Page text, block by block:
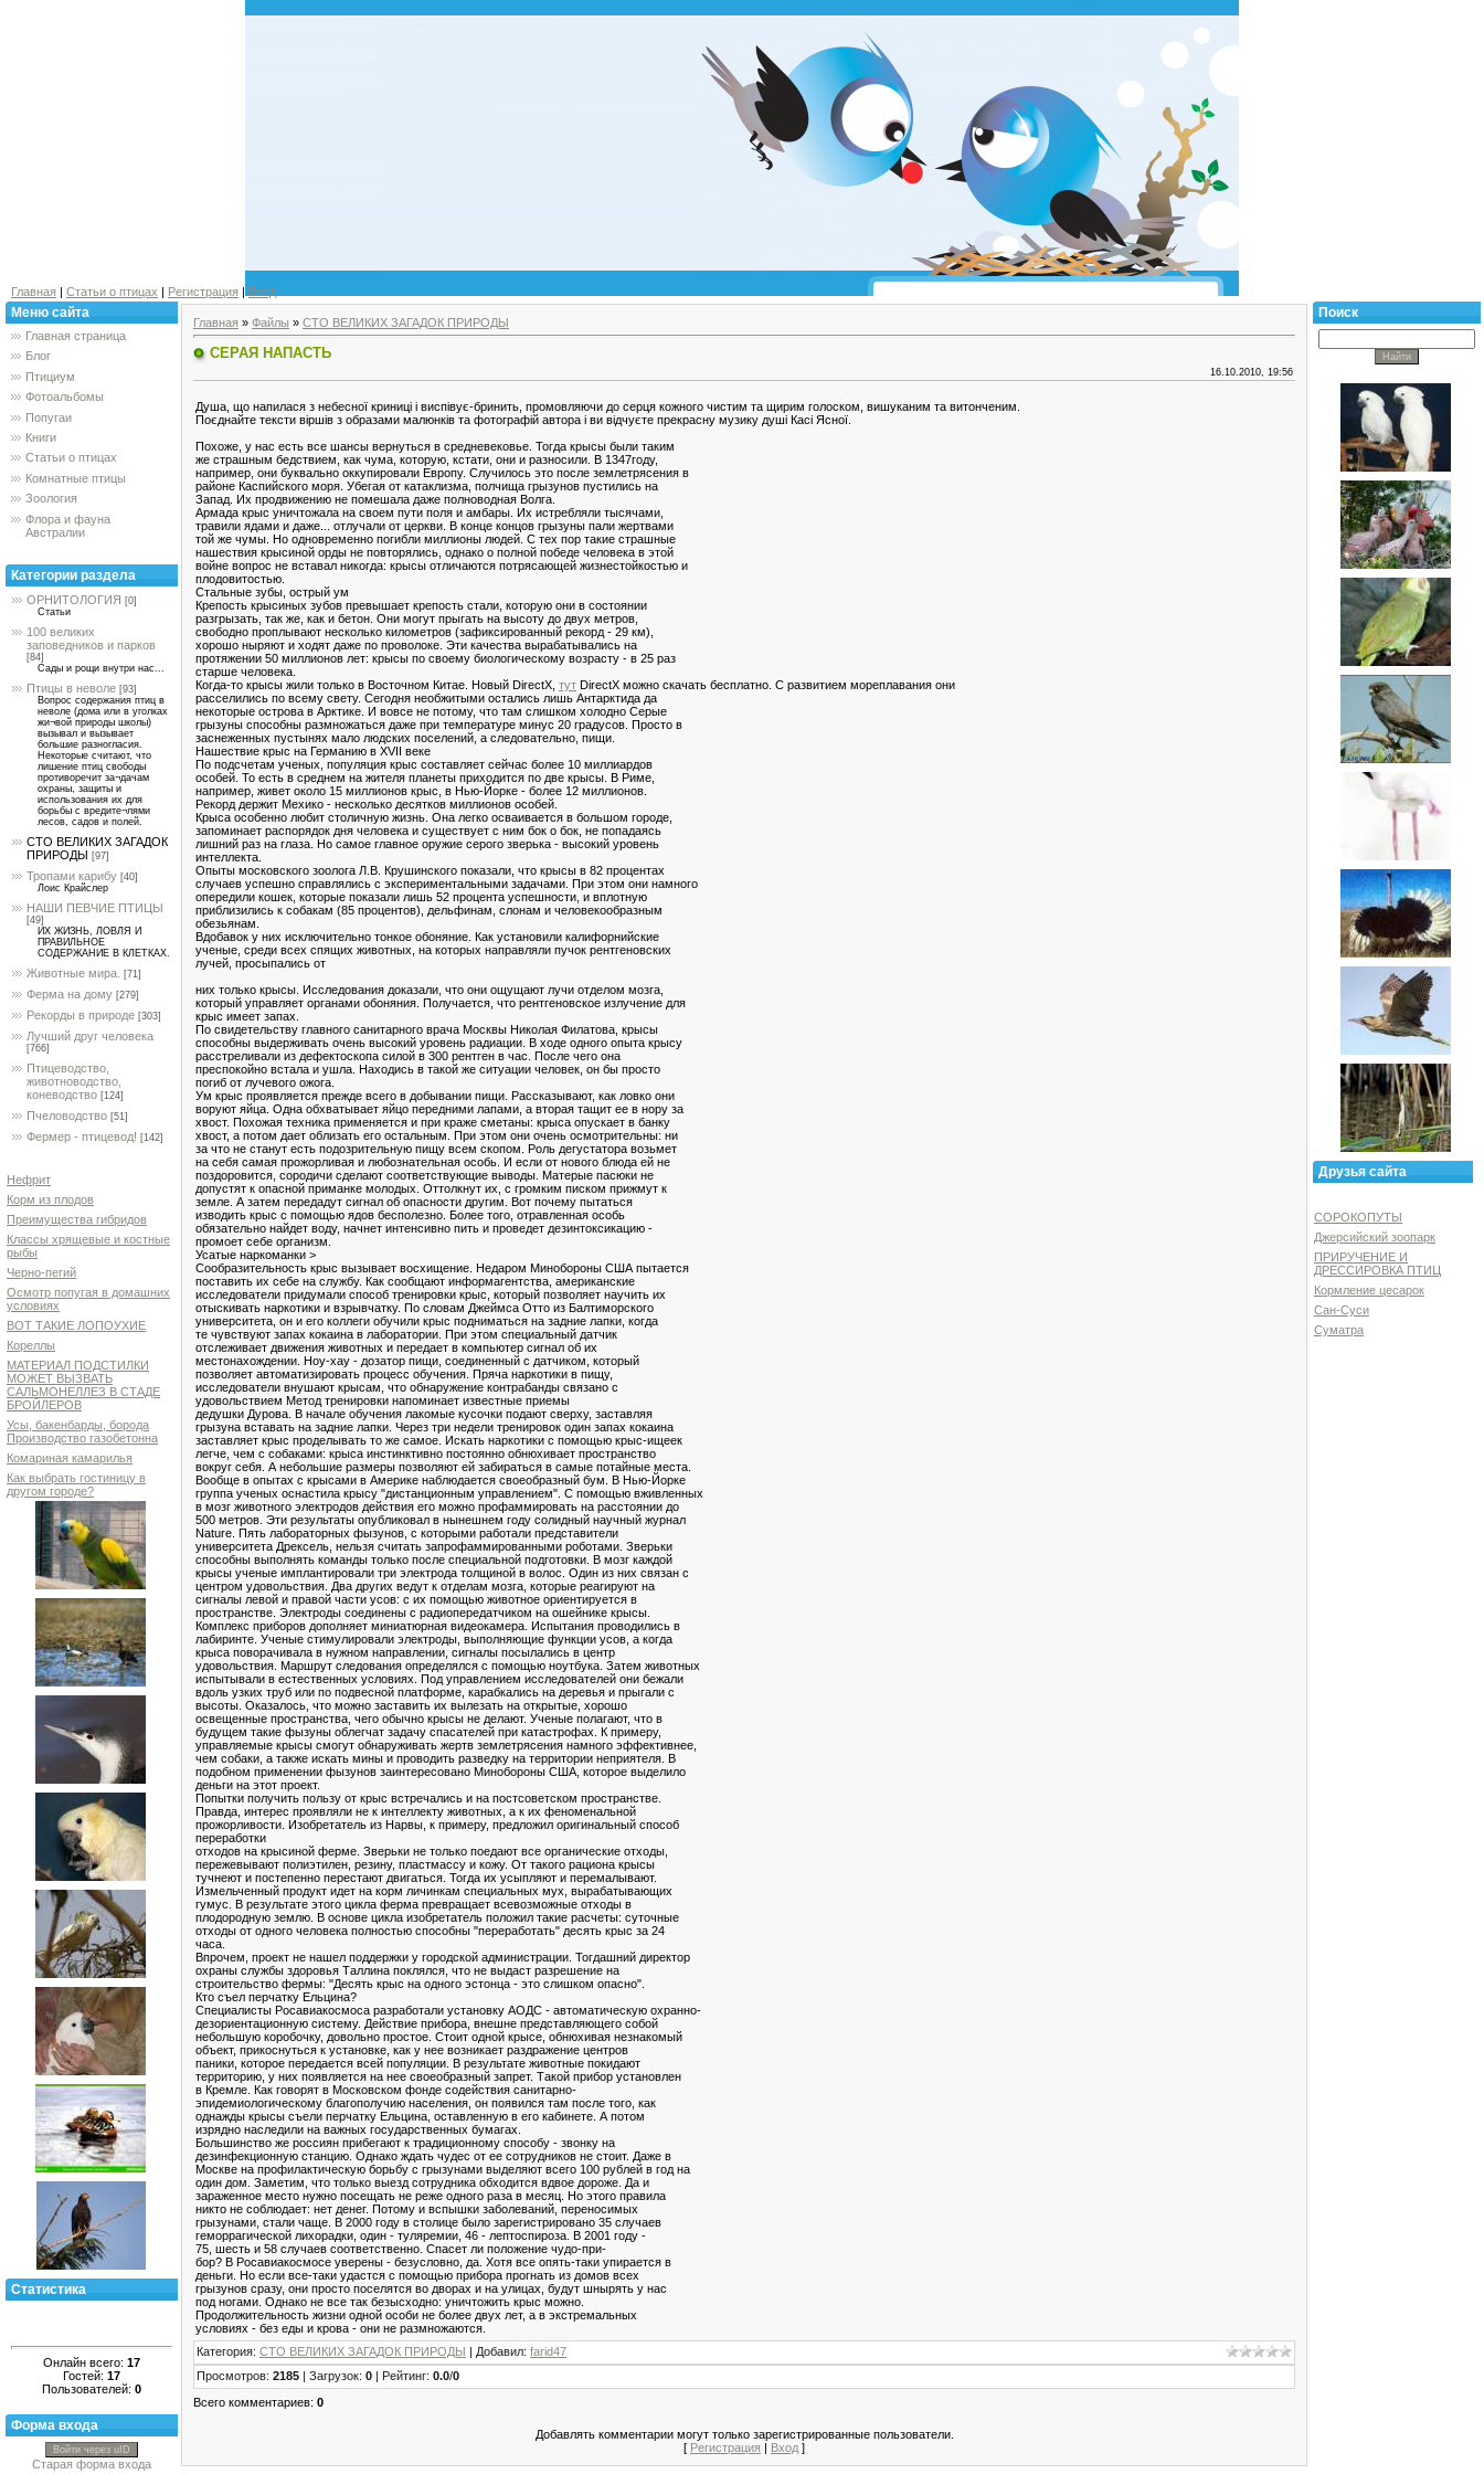
Главная | Статьи о птицах | Регистрация | Вход
Меню сайта
Главная страница
Блог
Птициум
Фотоальбомы
Попугаи
Книги
Статьи о птицах
Комнатные птицы
Зоология
Флора и фауна
Австралии
Категории раздела
ОРНИТОЛОГИЯ [0]
Статьи
100 великих
заповедников и парков
[84]
Сады и рощи внутри нас...
Птицы в неволе [93]
Вопрос содержания птиц в
неволе (дома или в уголках
жи¬вой природы школы)
вызывал и вызывает
большие разногласия.
Некоторые считают, что
лишение птиц свободы
противоречит за¬дачам
охраны, защиты и
использования их для
борьбы с вредите¬лями
лесов, садов и полей.
СТО ВЕЛИКИХ ЗАГАДОК
ПРИРОДЫ [97]
Тропами карибу [40]
Лоис Крайслер
НАШИ ПЕВЧИЕ ПТИЦЫ
[49]
ИХ ЖИЗНЬ, ЛОВЛЯ И
ПРАВИЛЬНОЕ
СОДЕРЖАНИЕ В КЛЕТКАХ.
Животные мира. [71]
Ферма на дому [279]
Рекорды в природе [303]
Лучший друг человека
[766]
Птицеводство,
животноводство,
коневодство [124]
Пчеловодство [51]
Фермер - птицевод! [142]
Нефрит
Корм из плодов
Преимущества гибридов
Классы хрящевые и костные
рыбы
Черно-пегий
Осмотр попугая в домашних
условиях
ВОТ ТАКИЕ ЛОПОУХИЕ
Кореллы
МАТЕРИАЛ ПОДСТИЛКИ
МОЖЕТ ВЫЗВАТЬ
САЛЬМОНЕЛЛЕЗ В СТАДЕ
БРОЙЛЕРОВ
Усы, бакенбарды, борода
Производство газобетонна
Комариная камарилья
Как выбрать гостиницу в
другом городе?
Статистика
Онлайн всего: 17
Гостей: 17
Пользователей: 0
Форма входа
Войти через uID
Старая форма входа
Главная » Файлы » СТО ВЕЛИКИХ ЗАГАДОК ПРИРОДЫ
СЕРАЯ НАПАСТЬ
16.10.2010, 19:56
Душа, що напилася з небесної криниці і виспівує-бринить, промовляючи до серця кожного чистим та щирим голоском, вишуканим та витонченим.
Поєднайте тексти віршів з образами малюнків та фотографій автора і ви відчуєте прекрасну музику душі Касі Ясної.
Похоже, у нас есть все шансы вернуться в средневековье. Тогда крысы были таким
же страшным бедствием, как чума, которую, кстати, они и разносили. В 1347году,
например, они буквально оккупировали Европу. Случилось это после землетрясения в
районе Каспийского моря. Убегая от катаклизма, полчища грызунов пустились на
Запад. Их продвижению не помешала даже полноводная Волга.
Армада крыс уничтожала на своем пути поля и амбары. Их истребляли тысячами,
травили ядами и даже... отлучали от церкви. В конце концов грызуны пали жертвами
той же чумы. Но одновременно погибли миллионы людей. С тех пор такие страшные
нашествия крысиной орды не повторялись, однако о полной победе человека в этой
войне вопрос не вставал никогда: крысы отличаются потрясающей жизнестойкостью и
плодовитостью.
Стальные зубы, острый ум
Крепость крысиных зубов превышает крепость стали, которую они в состоянии
разгрызать, так же, как и бетон. Они могут прыгать на высоту до двух метров,
свободно проплывают несколько километров (зафиксированный рекорд - 29 км),
хорошо ныряют и ходят даже по проволоке. Эти качества вырабатывались на
протяжении 50 миллионов лет: крысы по своему биологическому возрасту - в 25 раз
старше человека.
Когда-то крысы жили только в Восточном Китае. Новый DirectX, тут DirectX можно скачать бесплатно. С развитием мореплавания они
расселились по всему свету. Сегодня необжитыми остались лишь Антарктида да
некоторые острова в Арктике. И вовсе не потому, что там слишком холодно Серые
грызуны способны размножаться даже при температуре минус 20 градусов. Просто в
заснеженных пустынях мало людских поселений, а следовательно, пищи.
Нашествие крыс на Германию в XVII веке
По подсчетам ученых, популяция крыс составляет сейчас более 10 миллиардов
особей. То есть в среднем на жителя планеты приходится по две крысы. В Риме,
например, живет около 15 миллионов крыс, в Нью-Йорке - более 12 миллионов.
Рекорд держит Мехико - несколько десятков миллионов особей.
Крыса особенно любит столичную жизнь. Она легко осваивается в большом городе,
запоминает распорядок дня человека и существует с ним бок о бок, не попадаясь
лишний раз на глаза. Но самое главное оружие серого зверька - высокий уровень
интеллекта.
Опыты московского зоолога Л.В. Крушинского показали, что крысы в 82 процентах
случаев успешно справлялись с экспериментальными задачами. При этом они намного
опередили кошек, которые показали лишь 52 процента успешности, и вплотную
приблизились к собакам (85 процентов), дельфинам, слонам и человекообразным
обезьянам.
Вдобавок у них исключительно тонкое обоняние. Как установили калифорнийские
ученые, среди всех спящих животных, на которых направляли пучок рентгеновских
лучей, просыпались от
них только крысы. Исследования доказали, что они ощущают лучи отделом мозга,
который управляет органами обоняния. Получается, что рентгеновское излучение для
крыс имеет запах.
По свидетельству главного санитарного врача Москвы Николая Филатова, крысы
способны выдерживать очень высокий уровень радиации. В ходе одного опыта крысу
расстреливали из дефектоскопа силой в 300 рентген в час. После чего она
преспокойно встала и ушла. Находись в такой же ситуации человек, он бы просто
погиб от лучевого ожога.
Ум крыс проявляется прежде всего в добывании пищи. Рассказывают, как ловко они
воруют яйца. Одна обхватывает яйцо передними лапами, а вторая тащит ее в нору за
хвост. Похожая техника применяется и при краже сметаны: крыса опускает в банку
хвост, а потом дает облизать его остальным. При этом они очень осмотрительны: ни
за что не станут есть подозрительную пищу всем скопом. Роль дегустатора возьмет
на себя самая прожорливая и любознательная особь. И если от нового блюда ей не
поздоровится, сородичи сделают соответствующие выводы. Матерые пасюки не
допустят к опасной приманке молодых. Оттолкнут их, с громким писком прижмут к
земле. А затем передадут сигнал об опасности другим. Вот почему пытаться
изводить крыс с помощью ядов бесполезно. Более того, отравленная особь
обязательно найдет воду, начнет интенсивно пить и проведет дезинтоксикацию -
промоет себе организм.
Усатые наркоманки >
Сообразительность крыс вызывает восхищение. Недаром Минобороны США пытается
поставить их себе на службу. Как сообщают информагентства, американские
исследователи придумали способ тренировки крыс, который позволяет научить их
отыскивать наркотики и взрывчатку. По словам Джеймса Отто из Балтиморского
университета, он и его коллеги обучили крыс подниматься на задние лапки, когда
те чувствуют запах кокаина в лаборатории. При этом специальный датчик
отслеживает движения животных и передает в компьютер сигнал об их
местонахождении. Ноу-хау - дозатор пищи, соединенный с датчиком, который
позволяет автоматизировать процесс обучения. Пряча наркотики в пищу,
исследователи внушают крысам, что обнаружение контрабанды связано с
удовольствием Метод тренировки напоминает известные приемы
дедушки Дурова. В начале обучения лакомые кусочки подают сверху, заставляя
грызуна вставать на задние лапки. Через три недели тренировок один запах кокаина
заставляет крыс проделывать то же самое. Искать наркотики с помощью крыс-ищеек
легче, чем с собаками: крыса инстинктивно постоянно обнюхивает пространство
вокруг себя. А небольшие размеры позволяют ей забираться в самые потайные места.
Вообще в опытах с крысами в Америке наблюдается своеобразный бум. В Нью-Йорке
группа ученых оснастила крысу "дистанционным управлением". С помощью вживленных
в мозг животного электродов действия его можно профаммировать на расстоянии до
500 метров. Эти результаты опубликовал в нынешнем году солидный научный журнал
Nature. Пять лабораторных фызунов, с которыми работали представители
университета Дрексель, нельзя считать запрофаммированными роботами. Зверьки
способны выполнять команды только после специальной подготовки. В мозг каждой
крысы ученые имплантировали три электрода толщиной в волос. Один из них связан с
центром удовольствия. Два других ведут к отделам мозга, которые реагируют на
сигналы левой и правой части усов: с их помощью животное ориентируется в
пространстве. Электроды соединены с радиопередатчиком на ошейнике крысы.
Комплекс приборов дополняет миниатюрная видеокамера. Испытания проводились в
лабиринте. Ученые стимулировали электроды, выполняющие функции усов, а когда
крыса поворачивала в нужном направлении, сигналы посылались в центр
удовольствия. Маршрут следования определялся с помощью ноутбука. Затем животных
испытывали в естественных условиях. Под управлением исследователей они бежали
вдоль узких труб или по подвесной платформе, карабкались на деревья и прыгали с
высоты. Оказалось, что можно заставить их вылезать на открытые, хорошо
освещенные пространства, чего обычно крысы не делают. Ученые полагают, что в
будущем такие фызуны облегчат задачу спасателей при катастрофах. К примеру,
управляемые крысы смогут обнаруживать жертв землетрясения намного эффективнее,
чем собаки, а также искать мины и проводить разведку на территории неприятеля. В
подобном применении фызунов заинтересовано Минобороны США, которое выделило
деньги на этот проект.
Попытки получить пользу от крыс встречались и на постсоветском пространстве.
Правда, интерес проявляли не к интеллекту животных, а к их феноменальной
прожорливости. Изобретатель из Нарвы, к примеру, предложил оригинальный способ
переработки
отходов на крысиной ферме. Зверьки не только поедают все органические отходы,
пережевывают полиэтилен, резину, пластмассу и кожу. От такого рациона крысы
тучнеют и постепенно перестают двигаться. Тогда их усыпляют и перемалывают.
Измельченный продукт идет на корм личинкам специальных мух, вырабатывающих
гумус. В результате этого цикла ферма превращает всевозможные отходы в
плодородную землю. В основе цикла изобретатель положил такие расчеты: суточные
отходы от одного человека полностью способны "переработать" десять крыс за 24
часа.
Впрочем, проект не нашел поддержки у городской администрации. Тогдашний директор
охраны службы здоровья Таллина поклялся, что не выдаст разрешение на
строительство фермы: "Десять крыс на одного эстонца - это слишком опасно".
Кто съел перчатку Ельцина?
Специалисты Росавиакосмоса разработали установку АОДС - автоматическую охранно-
дезориентационную систему. Действие прибора, внешне представляющего собой
небольшую коробочку, довольно простое. Стоит одной крысе, обнюхивая незнакомый
объект, прикоснуться к установке, как у нее возникает раздражение центров
паники, которое передается всей популяции. В результате животные покидают
территорию, у них появляется на нее своеобразный запрет. Такой прибор установлен
в Кремле. Как говорят в Московском фонде содействия санитарно-
эпидемиологическому благополучию населения, он появился там после того, как
однажды крысы съели перчатку Ельцина, оставленную в его кабинете. А потом
изрядно наследили на важных государственных бумагах.
Большинство же россиян прибегают к традиционному способу - звонку на
дезинфекционную станцию. Однако ждать чудес от ее сотрудников не стоит. Даже в
Москве на профилактическую борьбу с грызунами выделяют всего 100 рублей в год на
один дом. Заметим, что только выезд сотрудника обходится вдвое дороже. Да и
зараженное место нужно посещать не реже одного раза в месяц. Но этого правила
никто не соблюдает: нет денег. Потому и вспышки заболеваний, переносимых
грызунами, стали чаще. В 2000 году в столице было зарегистрировано 35 случаев
геморрагической лихорадки, один - туляремии, 46 - лептоспироза. В 2001 году -
75, шесть и 58 случаев соответственно. Спасет ли положение чудо-при-
бор? В Росавиакосмосе уверены - безусловно, да. Хотя все опять-таки упирается в
деньги. Но если все-таки удастся с помощью прибора прогнать из домов всех
грызунов сразу, они просто поселятся во дворах и на улицах, будут шнырять у нас
под ногами. Однако не все так безысходно: уничтожить крыс можно.
Продолжительность жизни одной особи не более двух лет, а в экстремальных
условиях - без еды и крова - они не размножаются.
Категория: СТО ВЕЛИКИХ ЗАГАДОК ПРИРОДЫ | Добавил: farid47
Просмотров: 2185 | Загрузок: 0 | Рейтинг: 0.0/0
Всего комментариев: 0
Добавлять комментарии могут только зарегистрированные пользователи.
[ Регистрация | Вход ]
Поиск
Друзья сайта
СОРОКОПУТЫ
Джерсийский зоопарк
ПРИРУЧЕНИЕ И
ДРЕССИРОВКА ПТИЦ
Кормление цесарок
Сан-Суси
Суматра